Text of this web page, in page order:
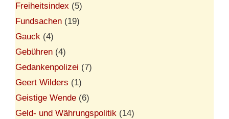
Freiheitsindex (5)
Fundsachen (19)
Gauck (4)
Gebühren (4)
Gedankenpolizei (7)
Geert Wilders (1)
Geistige Wende (6)
Geld- und Währungspolitik (14)